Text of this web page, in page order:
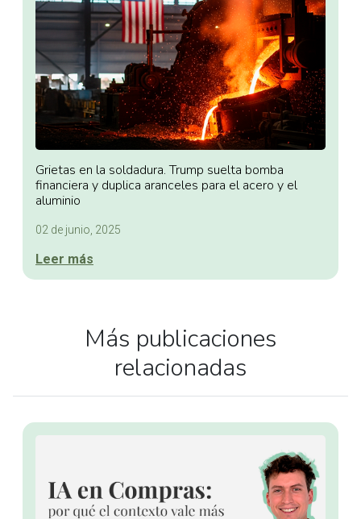
Grietas en la soldadura. Trump suelta bomba
financiera y duplica aranceles para el acero y el
aluminio
02 de junio, 2025
Leer más
Más publicaciones
relacionadas